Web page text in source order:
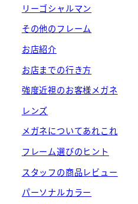
リーゴシャルマン
その他のフレーム
お店紹介
お店までの行き方
強度近視のお客様メガネ
レンズ
メガネについてあれこれ
フレーム選びのヒント
スタッフの商品レビュー
パーソナルカラー